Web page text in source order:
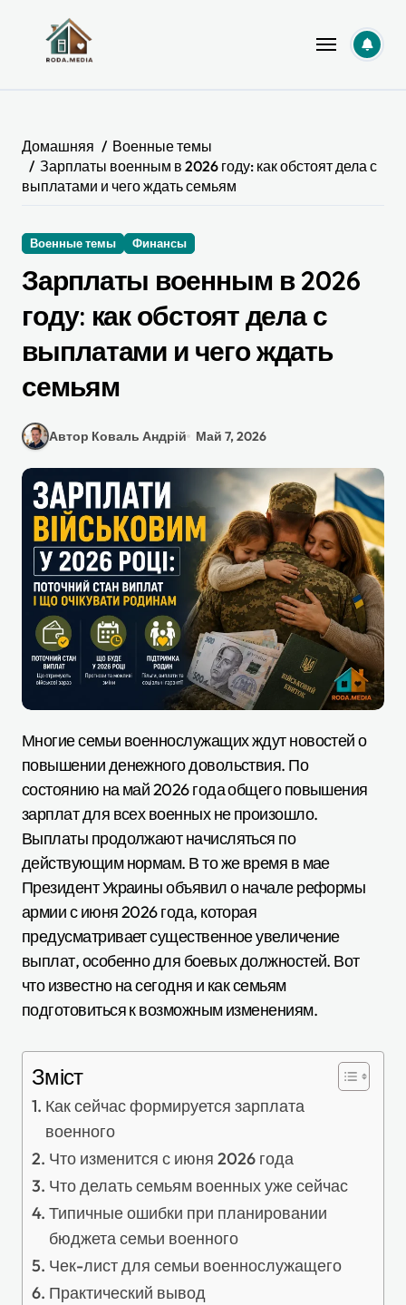
содержанию
Домашняя
Военные темы
Зарплаты военным в 2026 году: как обстоят дела с
выплатами и чего ждать семьям
Военные темы Финансы
Зарплаты военным в 2026
году: как обстоят дела с
выплатами и чего ждать
семьям
Автор Коваль Андрій Май 7, 2026
Многие семьи военнослужащих ждут новостей о
повышении денежного довольствия. По
состоянию на май 2026 года общего повышения
зарплат для всех военных не произошло.
Выплаты продолжают начисляться по
действующим нормам. В то же время в мае
Президент Украины объявил о начале реформы
армии с июня 2026 года, которая
предусматривает существенное увеличение
выплат, особенно для боевых должностей. Вот
что известно на сегодня и как семьям
подготовиться к возможным изменениям.
Зміст
Как сейчас формируется зарплата
военного
Что изменится с июня 2026 года
Что делать семьям военных уже сейчас
Типичные ошибки при планировании
бюджета семьи военного
Чек-лист для семьи военнослужащего
Практический вывод